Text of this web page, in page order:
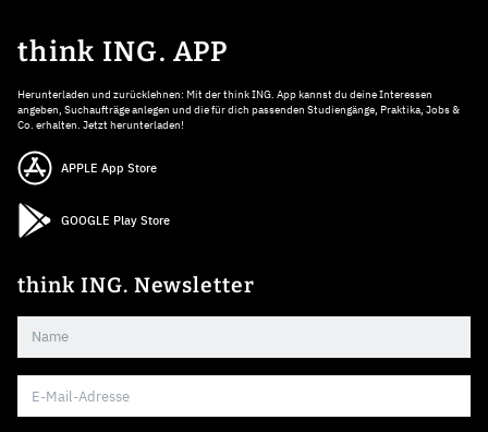
think ING. APP
Herunterladen und zurücklehnen: Mit der think ING. App kannst du deine Interessen
angeben, Suchaufträge anlegen und die für dich passenden Studiengänge, Praktika, Jobs &
Co. erhalten. Jetzt herunterladen!
APPLE App Store
GOOGLE Play Store
think ING. Newsletter